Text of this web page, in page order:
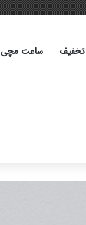
تخفیف ساعت مچی